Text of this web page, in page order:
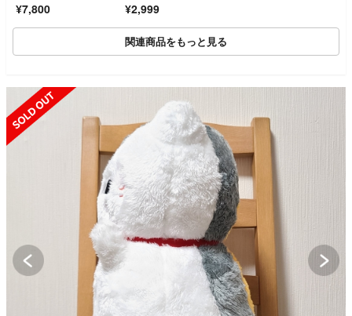
¥7,800 ん
¥2,999
関連商品をもっと見る